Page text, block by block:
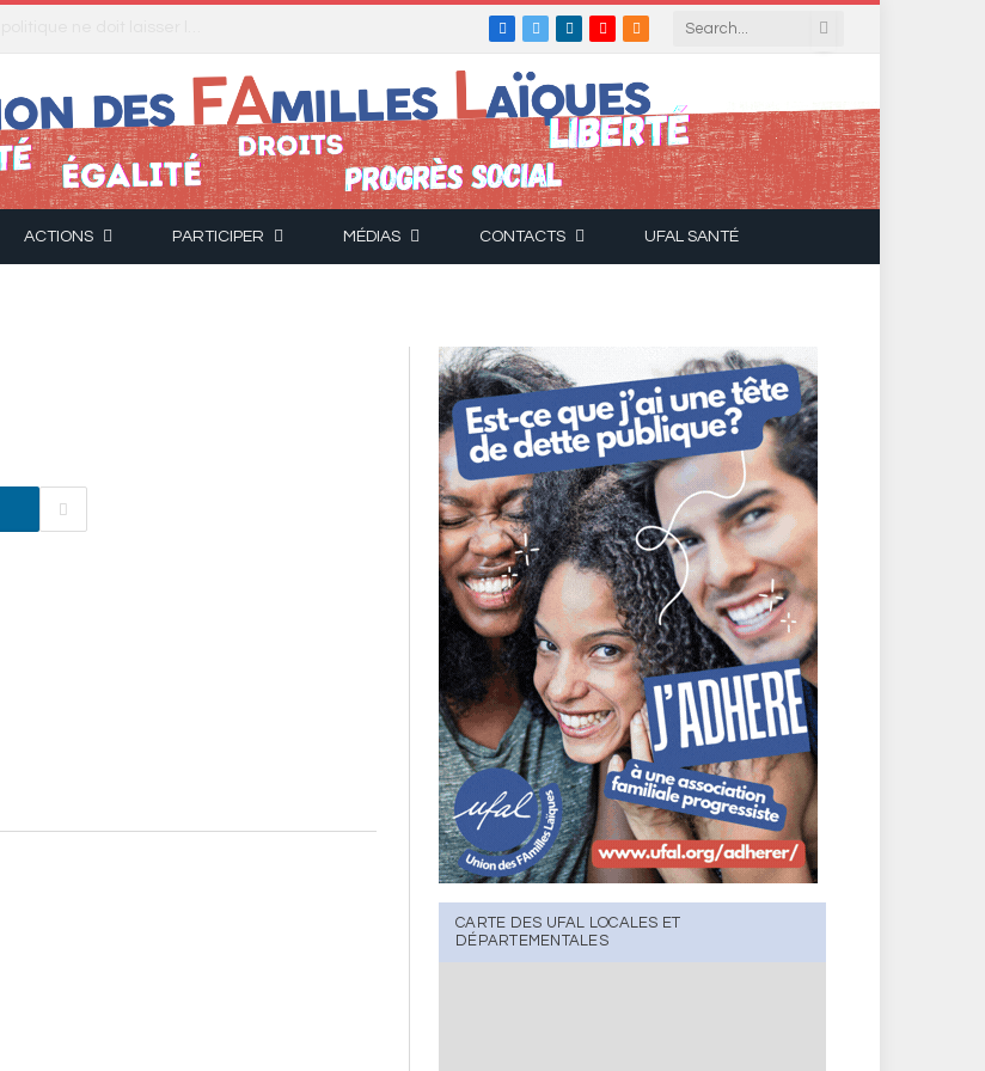
Facebook
X
LinkedInYouTube
RSS
ACTIONS PARTICIPER MÉDIAS CONTACTS UFAL SANTÉ
CARTE DES UFAL LOCALES ET
DÉPARTEMENTALES